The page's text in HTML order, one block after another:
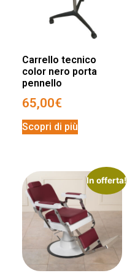
Carrello tecnico
color nero porta
pennello
65,00€
Scopri di più
In offerta!